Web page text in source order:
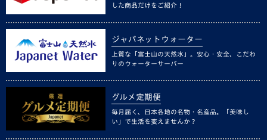
した商品だけをご紹介！
ジャパネットウォーター
上質な「富士山の天然水」。安心・安全、こだわ
りのウォーターサーバー
グルメ定期便
毎月届く、日本各地の名物・名産品。「美味し
い」で生活を変えませんか？